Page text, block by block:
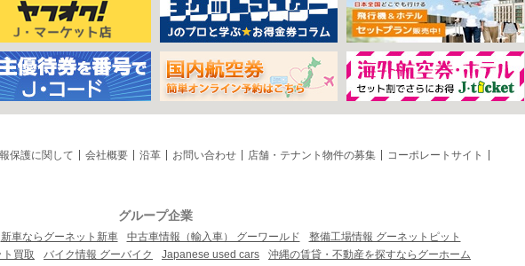
保護に関して 会社概要 沿革 お問い合わせ 店舗・テナント物件の募集 コーポレートサイト
グループ企業
新車ならグーネット新車 中古車情報（輸入車） グーワールド
整備工場情報 グーネットピット
買取
バイク情報 グーバイク Japanese used cars 沖縄の賃貸・不動産を探すならグーホーム